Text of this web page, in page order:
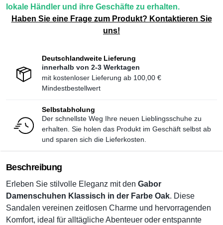
lokale Händler und ihre Geschäfte zu erhalten.
Haben Sie eine Frage zum Produkt? Kontaktieren Sie
uns!
Deutschlandweite Lieferung
innerhalb von 2-3 Werktagen
mit kostenloser Lieferung ab 100,00 €
Mindestbestellwert
Selbstabholung
Der schnellste Weg Ihre neuen Lieblingsschuhe zu
erhalten. Sie holen das Produkt im Geschäft selbst ab
und sparen sich die Lieferkosten.
Beschreibung
Erleben Sie stilvolle Eleganz mit den Gabor
Damenschuhen Klassisch in der Farbe Oak. Diese
Sandalen vereinen zeitlosen Charme und hervorragenden
Komfort, ideal für alltägliche Abenteuer oder entspannte